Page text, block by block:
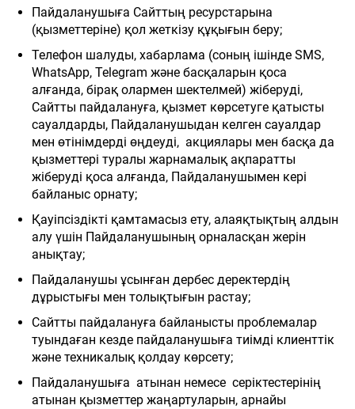
Пайдаланушыға Сайттың ресурстарына
(қызметтеріне) қол жеткізу құқығын беру;
Телефон шалуды, хабарлама (соның ішінде SMS,
WhatsApp, Telegram және басқаларын қоса
алғанда, бірақ олармен шектелмей) жіберуді,
Сайтты пайдалануға, қызмет көрсетуге қатысты
сауалдарды, Пайдаланушыдан келген сауалдар
мен өтінімдерді өңдеуді, акциялары мен басқа да
қызметтері туралы жарнамалық ақпаратты
жіберуді қоса алғанда, Пайдаланушымен кері
байланыс орнату;
Қауіпсіздікті қамтамасыз ету, алаяқтықтың алдын
алу үшін Пайдаланушының орналасқан жерін
анықтау;
Пайдаланушы ұсынған дербес деректердің
дұрыстығы мен толықтығын растау;
Сайтты пайдалануға байланысты проблемалар
туындаған кезде пайдаланушыға тиімді клиенттік
және техникалық қолдау көрсету;
Пайдаланушыға атынан немесе серіктестерінің
атынан қызметтер жаңартуларын, арнайы